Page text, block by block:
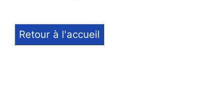
Retour à l'accueil